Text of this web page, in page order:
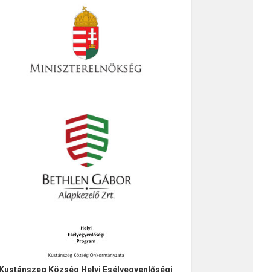
Kustánszeg Község Helyi Esélyegyenlőségi